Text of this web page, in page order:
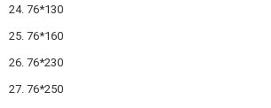
24. 76*130
25. 76*160
26. 76*230
27. 76*250